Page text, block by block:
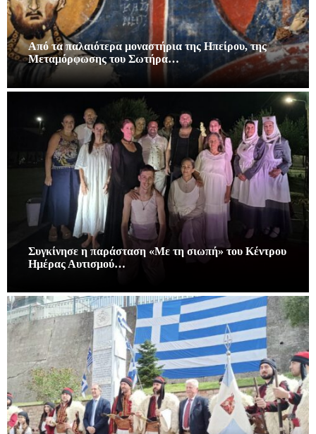
Από τα παλαιότερα μοναστήρια της Ηπείρου, της
Μεταμόρφωσης του Σωτήρα…
Συγκίνησε η παράσταση «Με τη σιωπή» του Κέντρου
Ημέρας Αυτισμού…